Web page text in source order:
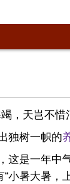
，天岂不
独树一帜的
是一年
暑大暑，